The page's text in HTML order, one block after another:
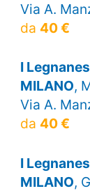
Via A.
da 40 €
I
MILANO,
Via A.
da 40 €
I
MILANO,